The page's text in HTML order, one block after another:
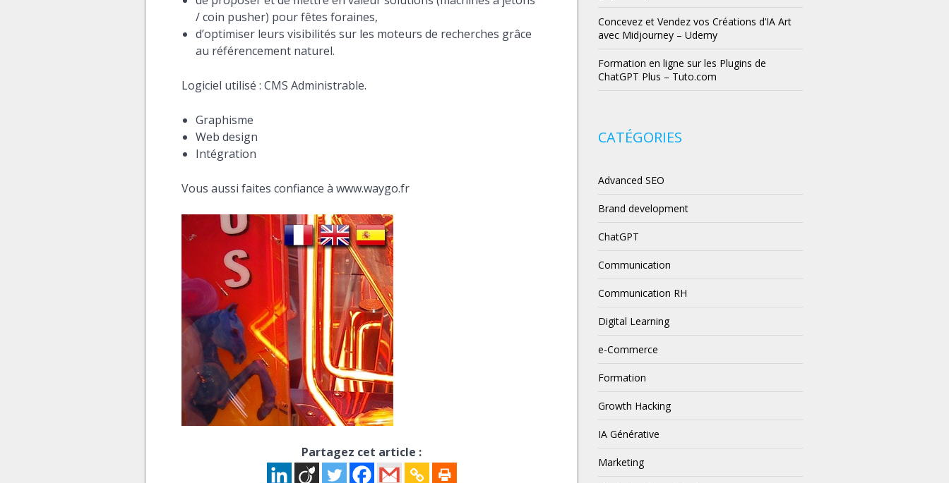
/ coin pusher) pour fêtes foraines,
d’optimiser leurs visibilités sur les moteurs de recherches grâce
au référencement naturel.
Logiciel utilisé : CMS Administrable.
Graphisme
Web design
Intégration
Vous aussi faites confiance à www.waygo.fr
Partagez cet article :
Concevez et Vendez vos Créations d’IA Art
avec Midjourney – Udemy
Formation en ligne sur les Plugins de
ChatGPT Plus – Tuto.com
CATÉGORIES
Advanced SEO
Brand development
ChatGPT
Communication
Communication RH
Digital Learning
e-Commerce
Formation
Growth Hacking
IA Générative
Marketing